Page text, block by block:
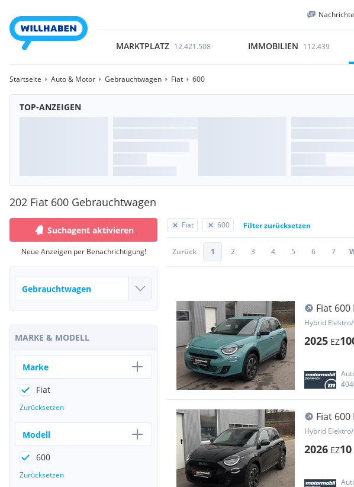
MARKTPLATZ 12.421.508 IMMOBILIEN 112.439
Startseite Auto & Motor Gebrauchtwagen Fiat 600
TOP-ANZEIGEN
202 Fiat 600 Gebrauchtwagen
Fiat 600 Filter zurücksetzen
Zurück 1 2 3 4 5 6 7
Fiat 600
2025 EZ
Fiat 600
Prima
2026 EZ10
Suchagent aktivieren
Neue Anzeigen per Benachrichtigung!
MARKE & MODELL
Marke
Fiat
Zurücksetzen
Modell
600
Zurücksetzen